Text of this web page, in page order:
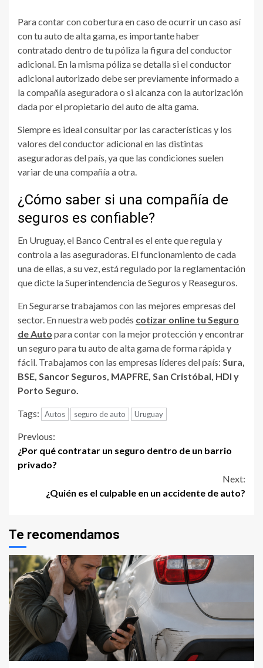
Para contar con cobertura en caso de ocurrir un caso así
con tu auto de alta gama, es importante haber
contratado dentro de tu póliza la figura del conductor
adicional. En la misma póliza se detalla si el conductor
adicional autorizado debe ser previamente informado a
la compañía aseguradora o si alcanza con la autorización
dada por el propietario del auto de alta gama.
Siempre es ideal consultar por las características y los
valores del conductor adicional en las distintas
aseguradoras del país, ya que las condiciones suelen
variar de una compañía a otra.
¿Cómo saber si una compañía de
seguros es confiable?
En Uruguay, el Banco Central es el ente que regula y
controla a las aseguradoras. El funcionamiento de cada
una de ellas, a su vez, está regulado por la reglamentación
que dicte la Superintendencia de Seguros y Reaseguros.
En Segurarse trabajamos con las mejores empresas del
sector. En nuestra web podés cotizar online tu Seguro
de Auto para contar con la mejor protección y encontrar
un seguro para tu auto de alta gama de forma rápida y
fácil. Trabajamos con las empresas líderes del país: Sura,
BSE, Sancor Seguros, MAPFRE, San Cristóbal, HDI y
Porto Seguro.
Tags: Autos seguro de auto Uruguay
Continue
Reading
Previous:
¿Por qué contratar un seguro dentro de un barrio
privado?
Next:
¿Quién es el culpable en un accidente de auto?
Te recomendamos